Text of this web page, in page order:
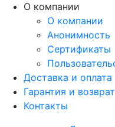
О компании
О компании
Анонимность
Сертификаты
Доставка и оплата
Гарантия и возврат
Контакты